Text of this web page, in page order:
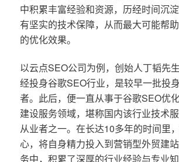
中积累丰富经验和资源，历经时间沉
有坚实的技术保障，从而最大可能帮
的优化效果。
以云点SEO公司为例，创始人丁韬先
经投身谷歌SEO行业，是较早一批投
者。此后，便一直从事于谷歌SEO优
建设服务领域，堪称国内该行业技术
从业者之一。在长达10多年的时间里
心，将自身精力投入到营销型外贸建
务中，积累了深厚的行业经验与专业知